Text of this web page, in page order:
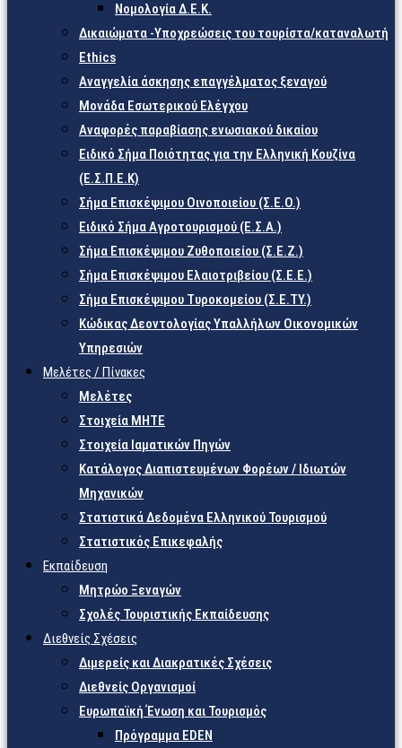
Νομολογία Δ.Ε.Κ.
Δικαιώματα -Υποχρεώσεις του τουρίστα/καταναλωτή
Ethics
Αναγγελία άσκησης επαγγέλματος ξεναγού
Μονάδα Εσωτερικού Ελέγχου
Αναφορές παραβίασης ενωσιακού δικαίου
Ειδικό Σήμα Ποιότητας για την Ελληνική Κουζίνα
(Ε.Σ.Π.Ε.Κ)
Σήμα Επισκέψιμου Οινοποιείου (Σ.Ε.Ο.)
Ειδικό Σήμα Αγροτουρισμού (Ε.Σ.Α.)
Σήμα Επισκέψιμου Ζυθοποιείου (Σ.Ε.Ζ.)
Σήμα Επισκέψιμου Ελαιοτριβείου (Σ.Ε.Ε.)
Σήμα Επισκέψιμου Τυροκομείου (Σ.Ε.TY.)
Κώδικας Δεοντολογίας Υπαλλήλων Οικονομικών
Υπηρεσιών
Μελέτες / Πίνακες
Μελέτες
Στοιχεία ΜΗΤΕ
Στοιχεία Ιαματικών Πηγών
Κατάλογος Διαπιστευμένων Φορέων / Ιδιωτών
Μηχανικών
Στατιστικά Δεδομένα Ελληνικού Τουρισμού
Στατιστικός Επικεφαλής
Εκπαίδευση
Μητρώο Ξεναγών
Σχολές Τουριστικής Εκπαίδευσης
Διεθνείς Σχέσεις
Διμερείς και Διακρατικές Σχέσεις
Διεθνείς Οργανισμοί
Ευρωπαϊκή Ένωση και Τουρισμός
Πρόγραμμα EDEN